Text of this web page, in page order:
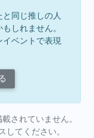
同じ推しの人
しれません。
ベントで表現
されていません。
てください。